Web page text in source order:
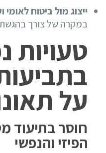
ייצוג מול ביטוח
במקרה של צורך בהגשת
טעויות
על
חוסר בתיעוד
הפיזי והנפשי